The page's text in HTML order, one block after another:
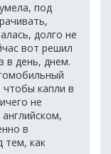
под
долго не
вот решил
в день, днем.
чтобы капли в
не
в
тем, как